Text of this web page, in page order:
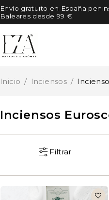
Envío gratuito en España
Baleares desde 99 €.
Inciensos
Inicio / Inciensos /
Filtrar